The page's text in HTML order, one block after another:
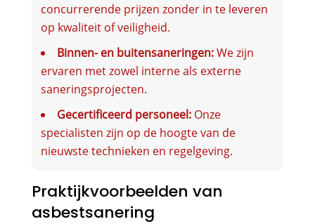
concurrerende prijzen zonder in te leveren
op kwaliteit of veiligheid.
Binnen- en buitensaneringen:We zijn
ervaren met zowel interne als externe
saneringsprojecten.
Gecertificeerd personeel:Onze
specialisten zijn op de hoogte van de
nieuwste technieken en regelgeving.
Praktijkvoorbeelden van
asbestsanering